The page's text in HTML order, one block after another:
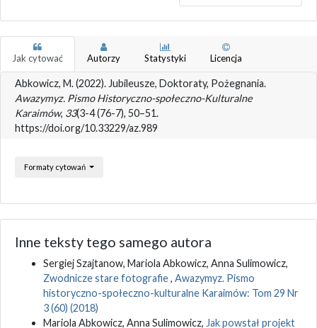
Jak cytować Autorzy Statystyki Licencja
Abkowicz, M. (2022). Jubileusze, Doktoraty, Pożegnania.
Awazymyz. Pismo Historyczno-społeczno-Kulturalne
Karaimów, 33(3-4 (76-7), 50–51.
https://doi.org/10.33229/az.989
Formaty cytowań
Inne teksty tego samego autora
Sergiej Szajtanow, Mariola Abkowicz, Anna Sulimowicz,
Zwodnicze stare fotografie, Awazymyz. Pismo
historyczno-społeczno-kulturalne Karaimów: Tom 29 Nr
3 (60) (2018)
Mariola Abkowicz, Anna Sulimowicz, Jak powstał projekt